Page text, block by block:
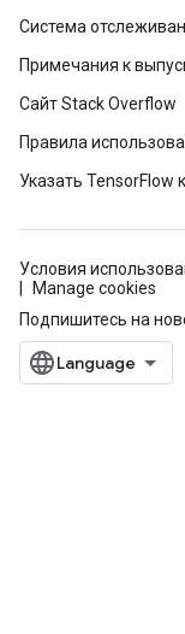
Система
Примечания к
Сайт Stack Overflow
Правила
Указать TensorFlow
Условия
Manage cookies
Подпишитесь на